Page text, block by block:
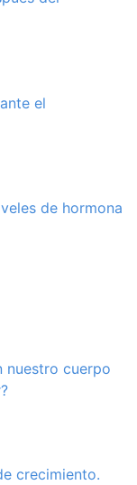
el
de hormona
nuestro cuerpo
crecimiento.